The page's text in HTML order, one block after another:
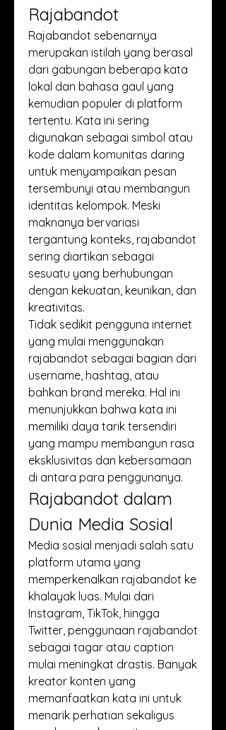
Rajabandot
Rajabandot sebenarnya
merupakan istilah yang berasal
dari gabungan beberapa kata
lokal dan bahasa gaul yang
kemudian populer di platform
tertentu. Kata ini sering
digunakan sebagai simbol atau
kode dalam komunitas daring
untuk menyampaikan pesan
tersembunyi atau membangun
identitas kelompok. Meski
maknanya bervariasi
tergantung konteks, rajabandot
sering diartikan sebagai
sesuatu yang berhubungan
dengan kekuatan, keunikan, dan
kreativitas.
Tidak sedikit pengguna internet
yang mulai menggunakan
rajabandot sebagai bagian dari
username, hashtag, atau
bahkan brand mereka. Hal ini
menunjukkan bahwa kata ini
memiliki daya tarik tersendiri
yang mampu membangun rasa
eksklusivitas dan kebersamaan
di antara para penggunanya.
Rajabandot dalam
Dunia Media Sosial
Media sosial menjadi salah satu
platform utama yang
memperkenalkan rajabandot ke
khalayak luas. Mulai dari
Instagram, TikTok, hingga
Twitter, penggunaan rajabandot
sebagai tagar atau caption
mulai meningkat drastis. Banyak
kreator konten yang
memanfaatkan kata ini untuk
menarik perhatian sekaligus